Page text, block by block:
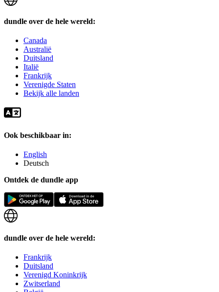
dundle over de hele wereld:
Canada
Australië
Duitsland
Italië
Frankrijk
Verenigde Staten
Bekijk alle landen
Ook beschikbaar in:
English
Deutsch
Ontdek de dundle app
dundle over de hele wereld:
Frankrijk
Duitsland
Verenigd Koninkrijk
Zwitserland